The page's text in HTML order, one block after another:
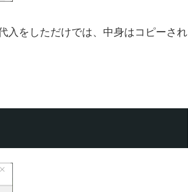
入をしただけでは、中身はコピーされ